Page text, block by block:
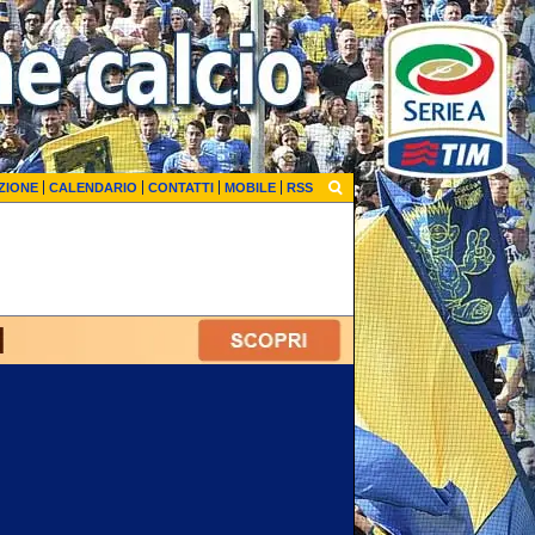
CALENDARIO CONTATTI MOBILE RSS